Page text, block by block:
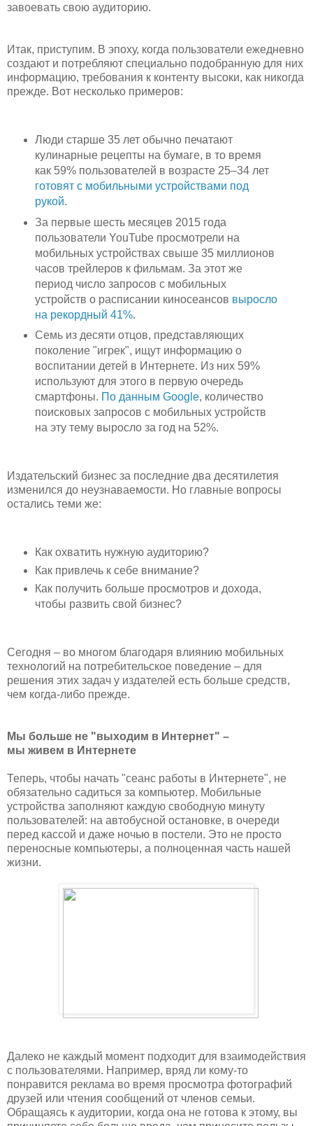
завоевать свою аудиторию.
Итак, приступим. В эпоху, когда пользователи ежедневно
создают и потребляют специально подобранную для них
информацию, требования к контенту высоки, как никогда
прежде. Вот несколько примеров:
Люди старше 35 лет обычно печатают
кулинарные рецепты на бумаге, в то время
как 59% пользователей в возрасте 25–34 лет
готовят с мобильными устройствами под
рукой.
За первые шесть месяцев 2015 года
пользователи YouTube просмотрели на
мобильных устройствах свыше 35 миллионов
часов трейлеров к фильмам. За этот же
период число запросов с мобильных
устройств о расписании киносеансов выросло
на рекордный 41%.
Семь из десяти отцов, представляющих
поколение "игрек", ищут информацию о
воспитании детей в Интернете. Из них 59%
используют для этого в первую очередь
смартфоны. По данным Google, количество
поисковых запросов с мобильных устройств
на эту тему выросло за год на 52%.
Издательский бизнес за последние два десятилетия
изменился до неузнаваемости. Но главные вопросы
остались теми же:
Как охватить нужную аудиторию?
Как привлечь к себе внимание?
Как получить больше просмотров и дохода,
чтобы развить свой бизнес?
Сегодня – во многом благодаря влиянию мобильных
технологий на потребительское поведение – для
решения этих задач у издателей есть больше средств,
чем когда-либо прежде.
Мы больше не "выходим в Интернет" –
мы живем в Интернете
Теперь, чтобы начать "сеанс работы в Интернете", не
обязательно садиться за компьютер. Мобильные
устройства заполняют каждую свободную минуту
пользователей: на автобусной остановке, в очереди
перед кассой и даже ночью в постели. Это не просто
переносные компьютеры, а полноценная часть нашей
жизни.
Далеко не каждый момент подходит для взаимодействия
с пользователями. Например, вряд ли кому-то
понравится реклама во время просмотра фотографий
друзей или чтения сообщений от членов семьи.
Обращаясь к аудитории, когда она не готова к этому, вы